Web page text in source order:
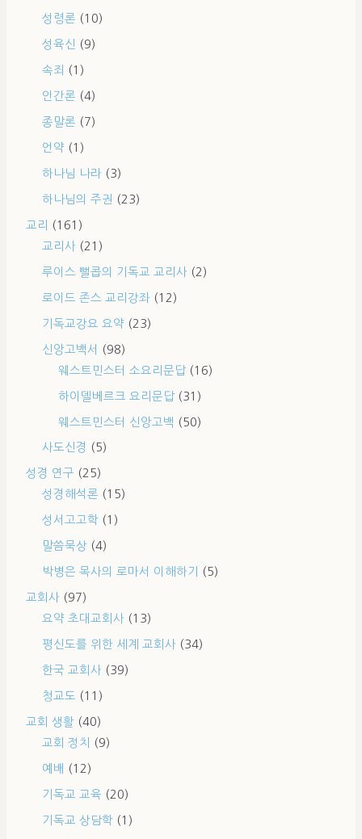
성령론 (10)
성육신 (9)
속죄 (1)
인간론 (4)
종말론 (7)
언약 (1)
하나님 나라 (3)
하나님의 주권 (23)
교리
(161)
교리사 (21)
루이스 뻘콥의 기독교 교리사 (2)
로이드 존스 교리강좌 (12)
기독교강요 요약 (23)
신앙고백서
(98)
웨스트민스터 소요리문답(16)
하이델베르크 요리문답(31)
웨스트민스터 신앙고백 (50)
사도신경 (5)
성경 연구 (25)
성경해석론 (15)
성서고고학 (1)
말씀묵상 (4)
박병은 목사의 로마서 이해하기 (5)
교회사 (97)
요약 초대교회사 (13)
평신도를 위한 세계 교회사 (34)
한국 교회사 (39)
청교도 (11)
교회 생활 (40)
교회 정치
(9)
예배 (12)
기독교 교육 (20)
기독교 상담학 (1)